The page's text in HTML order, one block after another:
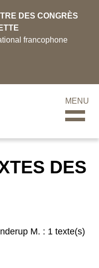
DES CONGRÈS
francophone
MENU
DES
M. : 1 texte(s)